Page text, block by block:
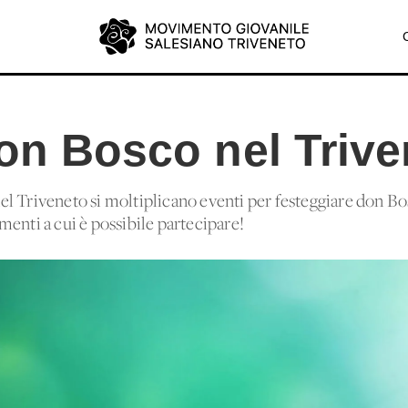
Bosco nel
Triveneto si moltiplicano eventi per festeggiare don
a cui è possibile partecipare!